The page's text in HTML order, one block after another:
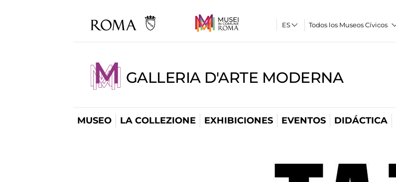
Todos los Museos Cívicos
GALLERIA D'ARTE MODERNA
MUSEO LA COLLEZIONE EXHIBICIONES EVENTOS DIDÁCTICA